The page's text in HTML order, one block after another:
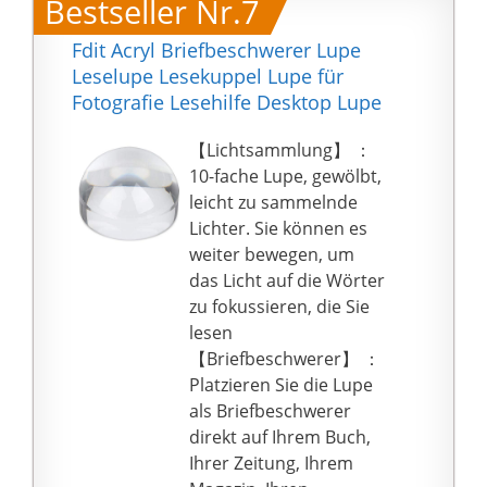
Es ist ein gutes
Geschenk für die
Seeglassammlung Ihrer
Freunde, Familie,
Geburtstagsgeschenk
oder
Hochzeitsgeschenk,
Muttertagsgeschenk
🎁 𝗔𝗟𝗦 𝗚𝗘𝗦𝗖𝗛𝗘𝗡𝗞
𝗚𝗘𝗘𝗜𝗚𝗡𝗘𝗧 - Geniale
Geschenkidee - für alle
die schon alles haben.
Bestseller Nr.7
Fdit Acryl Briefbeschwerer Lupe
Leselupe Lesekuppel Lupe für
Fotografie Lesehilfe Desktop Lupe
【Lichtsammlung】 ：
10-fache Lupe, gewölbt,
leicht zu sammelnde
Lichter. Sie können es
weiter bewegen, um
das Licht auf die Wörter
zu fokussieren, die Sie
lesen
【Briefbeschwerer】 ：
Platzieren Sie die Lupe
als Briefbeschwerer
direkt auf Ihrem Buch,
Ihrer Zeitung, Ihrem